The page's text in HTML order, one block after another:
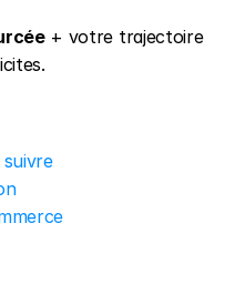
+ votre trajectoire